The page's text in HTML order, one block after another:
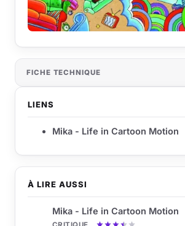
À LIRE AUSSI
Mika - Life in Cartoon Motion
FICHE TECHNIQUE
LIENS
Mika - Life in Cartoon Motion